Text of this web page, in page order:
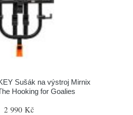
Sušák na výstroj Mirnix
Hooking for Goalies
2 990 Kč